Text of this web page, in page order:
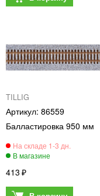
TILLIG
86559
Балластировка 950 мм
413